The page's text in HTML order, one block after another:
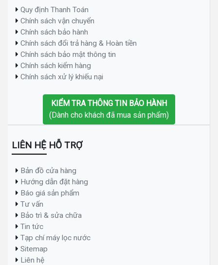
Quy định Thanh Toán
Chính sách vận chuyển
Chính sách bảo hành
Chính sách đổi trả hàng & Hoàn tiền
Chính sách bảo mật thông tin
Chính sách kiểm hàng
Chính sách xử lý khiếu nại
KIỂM TRA THÔNG TIN BẢO HÀNH
(Dành cho khách đã mua sản phẩm)
LIÊN HỆ HỖ TRỢ
Bản đồ cửa hàng
Hướng dẫn đặt hàng
Báo giá sản phẩm
Tư vấn
Bảo trì & sửa chữa
Tin tức
Tạp chí máy lọc nước
Sitemap
Liên hệ